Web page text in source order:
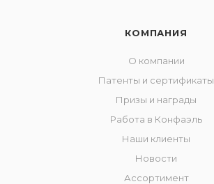
КОМПАНИЯ
О компании
Патенты и сертификаты
Призы и награды
Работа в Конфаэль
Наши клиенты
Новости
Ассортимент